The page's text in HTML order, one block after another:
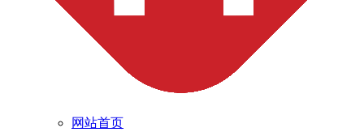
网站首页